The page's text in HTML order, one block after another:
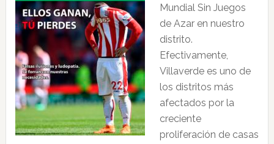
Mundial Sin Juegos
de Azar en nuestro
distrito.
Efectivamente,
Villaverde es uno de
los distritos más
afectados por la
creciente
proliferación de casas